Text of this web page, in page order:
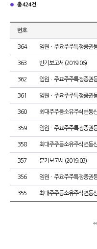
총 424건
번호
364 임원ㆍ주요주주특정증권
363 반기보고서 (2019.06)
362 임원ㆍ주요주주특정증권
361 임원ㆍ주요주주특정증권
360 최대주주등소유주식변동
359 임원ㆍ주요주주특정증권
358 최대주주등소유주식변동
357 분기보고서 (2019.03)
356 임원ㆍ주요주주특정증권
355 최대주주등소유주식변동